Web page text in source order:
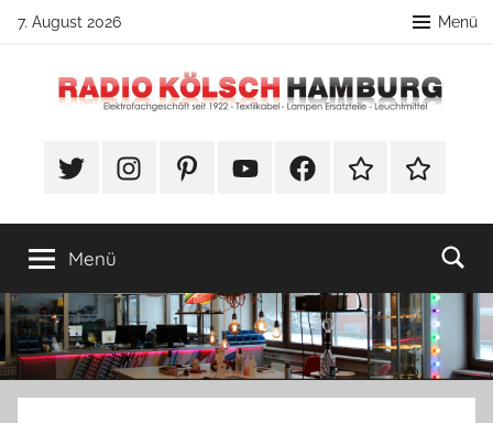
Zum
springen
7. August 2026 Menü
Radio
Hamburg
Lampenbau
#TwitterInstagramPinterestYouTubeFacebookTikTok Webshop
Menü